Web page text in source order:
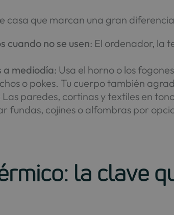
casa que marcan una gran
cuando no se usen: El ordenador, la
a mediodía: Usa el horno o los
o pokes. Tu cuerpo también
Las paredes, cortinas y textiles en
fundas, cojines o alfombras por
la clave